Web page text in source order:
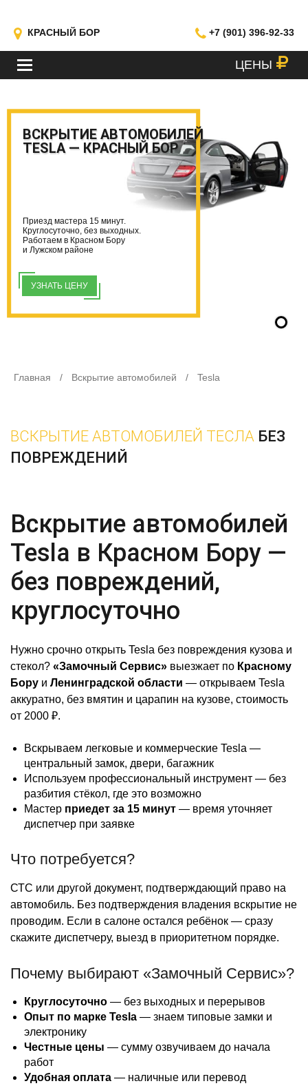
КРАСНЫЙ БОР +7 (901) 396-92-33
МЕНЮ ЦЕНЫ
ВСКРЫТИЕ АВТОМОБИЛЕЙ
TESLA — КРАСНЫЙ БОР
Приезд мастера 15 минут.
Круглосуточно, без выходных.
Работаем в Красном Бору
и Лужском районе
УЗНАТЬ ЦЕНУ
Главная / Вскрытие автомобилей / Tesla
ВСКРЫТИЕ АВТОМОБИЛЕЙ ТЕСЛА БЕЗ
ПОВРЕЖДЕНИЙ
Вскрытие автомобилей
Tesla в Красном Бору —
без повреждений,
круглосуточно
Нужно срочно открыть Tesla без повреждения кузова и
стекол? «Замочный Сервис» выезжает по Красному
Бору и Ленинградской области — открываем Tesla
аккуратно, без вмятин и царапин на кузове, стоимость
от 2000 ₽.
Вскрываем легковые и коммерческие Tesla —
центральный замок, двери, багажник
Используем профессиональный инструмент — без
разбития стёкол, где это возможно
Мастер приедет за 15 минут — время уточняет
диспетчер при заявке
Что потребуется?
СТС или другой документ, подтверждающий право на
автомобиль. Без подтверждения владения вскрытие не
проводим. Если в салоне остался ребёнок — сразу
скажите диспетчеру, выезд в приоритетном порядке.
Почему выбирают «Замочный Сервис»?
Круглосуточно — без выходных и перерывов
Опыт по марке Tesla — знаем типовые замки и
электронику
Честные цены — сумму озвучиваем до начала
работ
Удобная оплата — наличные или перевод